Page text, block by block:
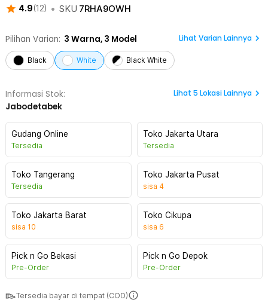
4.9(12) • SKU 7RHA9OWH
Pilihan Varian: 3 Warna, 3 Model Lihat Varian Lainnya
Black White Black White
Informasi Stok:
Jabodetabek
Lihat 5 Lokasi Lainnya
Gudang Online
Tersedia
Toko Jakarta Utara
Tersedia
Toko Tangerang
Tersedia
Toko Jakarta Pusat
sisa 4
Toko Jakarta Barat
sisa 10
Toko Cikupa
sisa 6
Pick n Go Bekasi
Pre-Order
Pick n Go Depok
Pre-Order
Tersedia bayar di tempat (COD)